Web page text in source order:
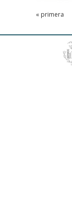
« primera